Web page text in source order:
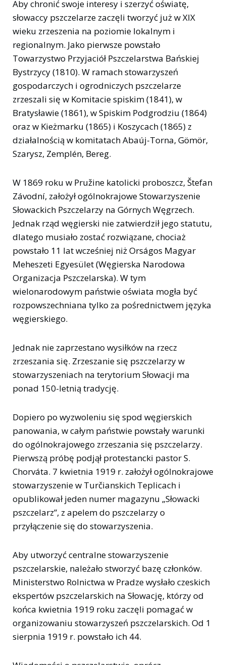
Aby chronić swoje interesy i szerzyć oświatę,
słowaccy pszczelarze zaczęli tworzyć już w XIX
wieku zrzeszenia na poziomie lokalnym i
regionalnym. Jako pierwsze powstało
Towarzystwo Przyjaciół Pszczelarstwa Bańskiej
Bystrzycy (1810). W ramach stowarzyszeń
gospodarczych i ogrodniczych pszczelarze
zrzeszali się w Komitacie spiskim (1841), w
Bratysławie (1861), w Spiskim Podgrodziu (1864)
oraz w Kieżmarku (1865) i Koszycach (1865) z
działalnością w komitatach Abaúj-Torna, Gömör,
Szarysz, Zemplén, Bereg.
W 1869 roku w Pružine katolicki proboszcz, Štefan
Závodní, założył ogólnokrajowe Stowarzyszenie
Słowackich Pszczelarzy na Górnych Węgrzech.
Jednak rząd węgierski nie zatwierdził jego statutu,
dlatego musiało zostać rozwiązane, chociaż
powstało 11 lat wcześniej niż Orságos Magyar
Meheszeti Egyesület (Węgierska Narodowa
Organizacja Pszczelarska). W tym
wielonarodowym państwie oświata mogła być
rozpowszechniana tylko za pośrednictwem języka
węgierskiego.
Jednak nie zaprzestano wysiłków na rzecz
zrzeszania się. Zrzeszanie się pszczelarzy w
stowarzyszeniach na terytorium Słowacji ma
ponad 150-letnią tradycję.
Dopiero po wyzwoleniu się spod węgierskich
panowania, w całym państwie powstały warunki
do ogólnokrajowego zrzeszania się pszczelarzy.
Pierwszą próbę podjął protestancki pastor S.
Chorváta. 7 kwietnia 1919 r. założył ogólnokrajowe
stowarzyszenie w Turčianskich Teplicach i
opublikował jeden numer magazynu „Słowacki
pszczelarz”, z apelem do pszczelarzy o
przyłączenie się do stowarzyszenia.
Aby utworzyć centralne stowarzyszenie
pszczelarskie, należało stworzyć bazę członków.
Ministerstwo Rolnictwa w Pradze wysłało czeskich
ekspertów pszczelarskich na Słowację, którzy od
końca kwietnia 1919 roku zaczęli pomagać w
organizowaniu stowarzyszeń pszczelarskich. Od 1
sierpnia 1919 r. powstało ich 44.